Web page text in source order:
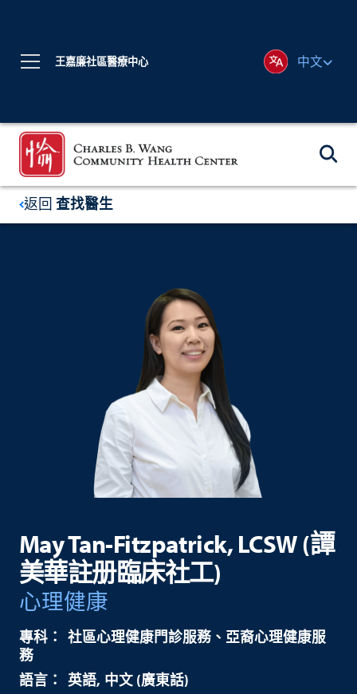
王嘉廉社區醫療中心 中文
返回 查找醫生
May Tan-Fitzpatrick, LCSW (譚
美華註册臨床社工)
心理健康
社區心理健康門診服務、亞裔心理健康服
務
英語 中文 (廣東話)